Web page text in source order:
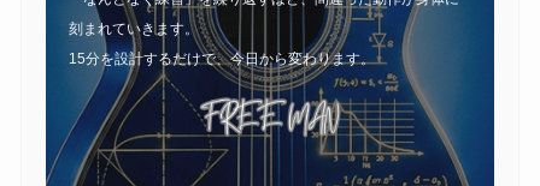
刻まれていきます。
15分を設計するだけで、今日から変わります。